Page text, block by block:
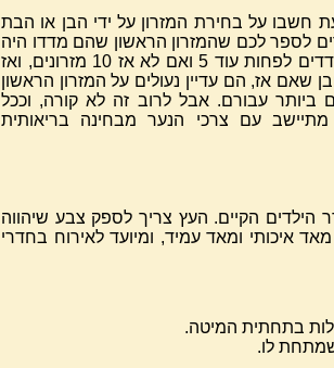
חשבו על בחירת המזרון על ידי הבן או הבת
לכם שהמזרון הראשון שהם מדדו היה
נוח, אל תמהרו להסכים איתם. ודאו שהם מודדים לפחות עוד 5 ואם לא אז 10 מזרונים, ואז
שאם אז, הם עדיין נעולים על המזרון הראשון
עבורם. אבל לרוב זה לא קורה, וככל
מתיישב עם צרכי הנער מבחינה בריאותית
הקיים. העץ צריך לספק צבע שיהווה
איכותי ומאד עמיד, ומיועד לאירוח בחדרי
בתחתית המיטה.
שמתחת לו.